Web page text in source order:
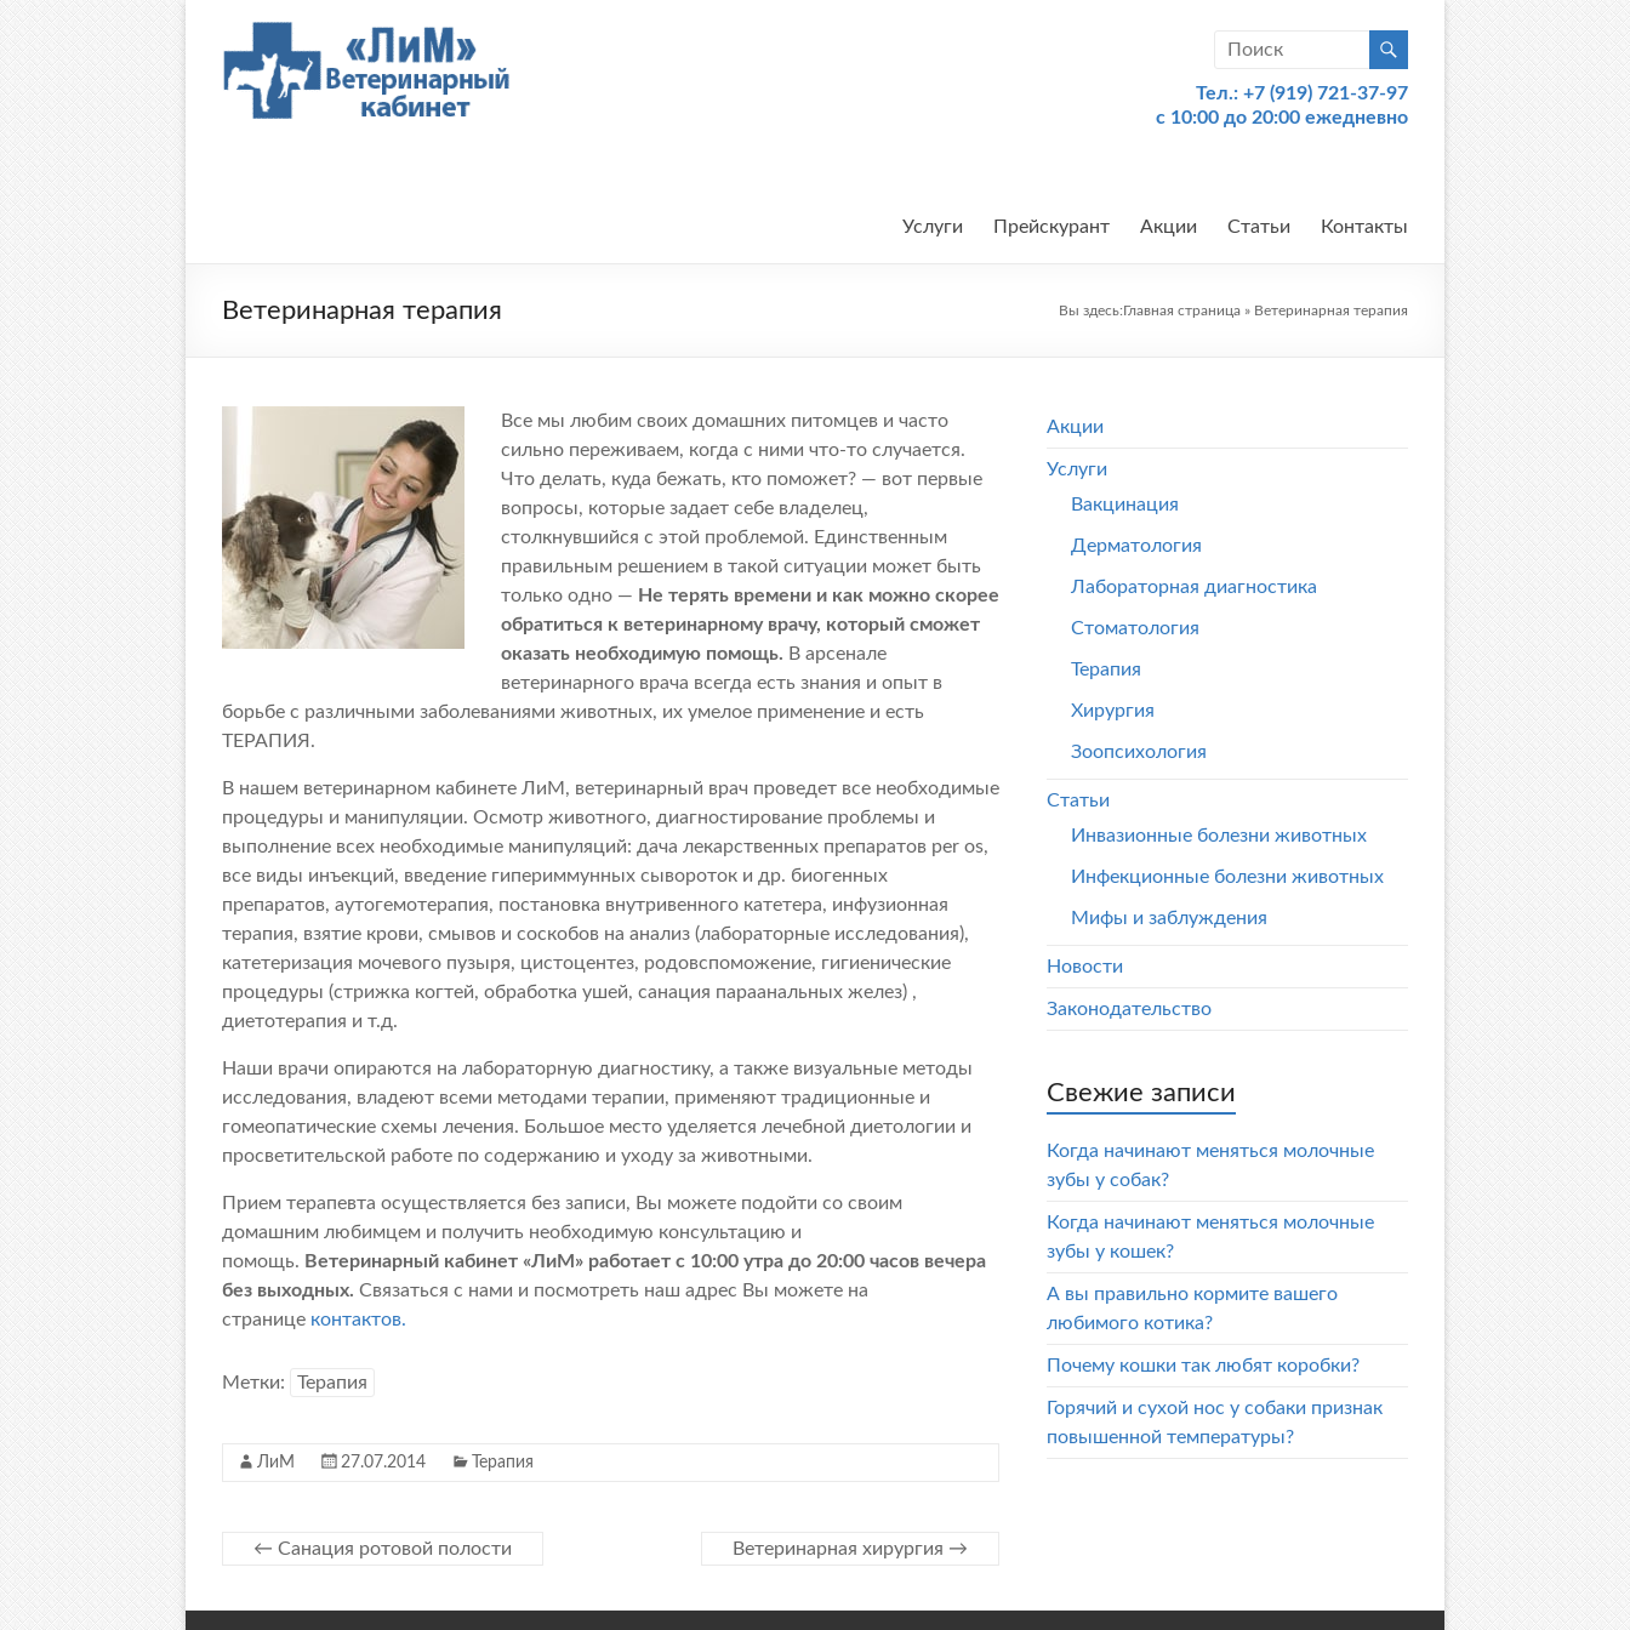
содержимому
Ветеринарный
кабинет
Тел.: +7 (919) 721-37-97
c 10:00 до 20:00 ежедневно
Услуги Прейскурант Акции Статьи Контакты
Ветеринарная терапия Вы здесь:Главная страница » Ветеринарная терапия
Все мы любим своих домашних питомцев и часто
сильно переживаем, когда с ними что-то случается.
Что делать, куда бежать, кто поможет? — вот первые
вопросы, которые задает себе владелец,
столкнувшийся с этой проблемой. Единственным
правильным решением в такой ситуации может быть
только одно — Не терять времени и как можно скорее
обратиться к ветеринарному врачу, который сможет
оказать необходимую помощь. В арсенале
ветеринарного врача всегда есть знания и опыт в
борьбе с различными заболеваниями животных, их умелое применение и есть
ТЕРАПИЯ.
В нашем ветеринарном кабинете ЛиМ, ветеринарный врач проведет все необходимые
процедуры и манипуляции. Осмотр животного, диагностирование проблемы и
выполнение всех необходимые манипуляций: дача лекарственных препаратов per os,
все виды инъекций, введение гипериммунных сывороток и др. биогенных
препаратов, аутогемотерапия, постановка внутривенного катетера, инфузионная
терапия, взятие крови, смывов и соскобов на анализ (лабораторные исследования),
катетеризация мочевого пузыря, цистоцентез, родовспоможение, гигиенические
процедуры (стрижка когтей, обработка ушей, санация параанальных желез) ,
диетотерапия и т.д.
Наши врачи опираются на лабораторную диагностику, а также визуальные методы
исследования, владеют всеми методами терапии, применяют традиционные и
гомеопатические схемы лечения. Большое место уделяется лечебной диетологии и
просветительской работе по содержанию и уходу за животными.
Прием терапевта осуществляется без записи, Вы можете подойти со своим
домашним любимцем и получить необходимую консультацию и
помощь. Ветеринарный кабинет «ЛиМ» работает с 10:00 утра до 20:00 часов вечера
без выходных. Связаться с нами и посмотреть наш адрес Вы можете на
странице контактов.
Метки: Терапия
ЛиМ 27.07.2014 Терапия
← Санация ротовой полости Ветеринарная хирургия →
Акции
Услуги
Вакцинация
Дерматология
Лабораторная диагностика
Стоматология
Терапия
Хирургия
Зоопсихология
Статьи
Инвазионные болезни животных
Инфекционные болезни животных
Мифы и заблуждения
Новости
Законодательство
Свежие записи
Когда начинают меняться молочные
зубы у собак?
Когда начинают меняться молочные
зубы у кошек?
А вы правильно кормите вашего
любимого котика?
Почему кошки так любят коробки?
Горячий и сухой нос у собаки признак
повышенной температуры?